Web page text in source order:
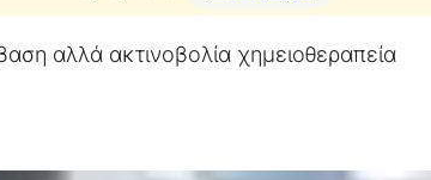
αλλά ακτινοβολία χημειοθεραπεία